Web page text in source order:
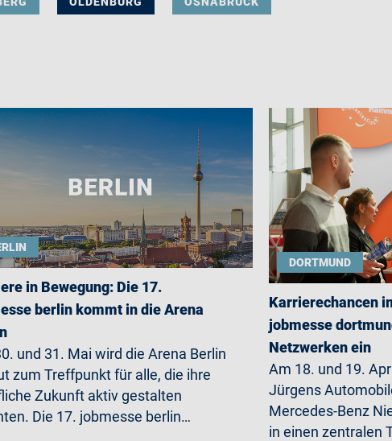
in Bewegung: Die 17.
berlin kommt in die Arena
und 31. Mai wird die Arena Berlin
zum Treffpunkt für alle, die ihre
Zukunft aktiv gestalten
Die 17. jobmesse berlin…
DORTMUND
Karrierechancen
jobmesse
Netzwerken ein
Am 18. und 19.
Jürgens
Mercedes-Benz
in einen zentralen